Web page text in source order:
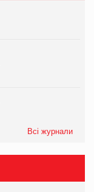
Всі журнали